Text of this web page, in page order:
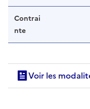
Contrai
nte
Voir les